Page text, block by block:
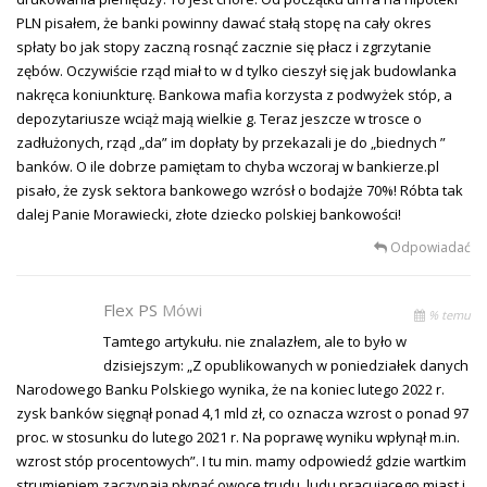
PLN pisałem, że banki powinny dawać stałą stopę na cały okres
spłaty bo jak stopy zaczną rosnąć zacznie się płacz i zgrzytanie
zębów. Oczywiście rząd miał to w d tylko cieszył się jak budowlanka
nakręca koniunkturę. Bankowa mafia korzysta z podwyżek stóp, a
depozytariusze wciąż mają wielkie g. Teraz jeszcze w trosce o
zadłużonych, rząd „da” im dopłaty by przekazali je do „biednych ”
banków. O ile dobrze pamiętam to chyba wczoraj w bankierze.pl
pisało, że zysk sektora bankowego wzrósł o bodajże 70%! Róbta tak
dalej Panie Morawiecki, złote dziecko polskiej bankowości!
Odpowiadać
Flex PS Mówi % temu
Tamtego artykułu. nie znalazłem, ale to było w
dzisiejszym: „Z opublikowanych w poniedziałek danych
Narodowego Banku Polskiego wynika, że na koniec lutego 2022 r.
zysk banków sięgnął ponad 4,1 mld zł, co oznacza wzrost o ponad 97
proc. w stosunku do lutego 2021 r. Na poprawę wyniku wpłynął m.in.
wzrost stóp procentowych”. I tu min. mamy odpowiedź gdzie wartkim